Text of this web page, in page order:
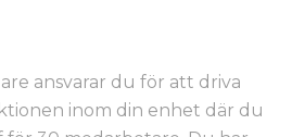
ansvarar du för att driva
inom din enhet där du